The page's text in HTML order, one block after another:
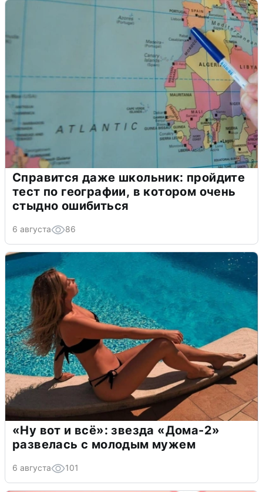
Справится даже школьник: пройдите
тест по географии, в котором очень
стыдно ошибиться
6 августа 86
«Ну вот и всё»: звезда «Дома-2»
развелась с молодым мужем
6 августа 101